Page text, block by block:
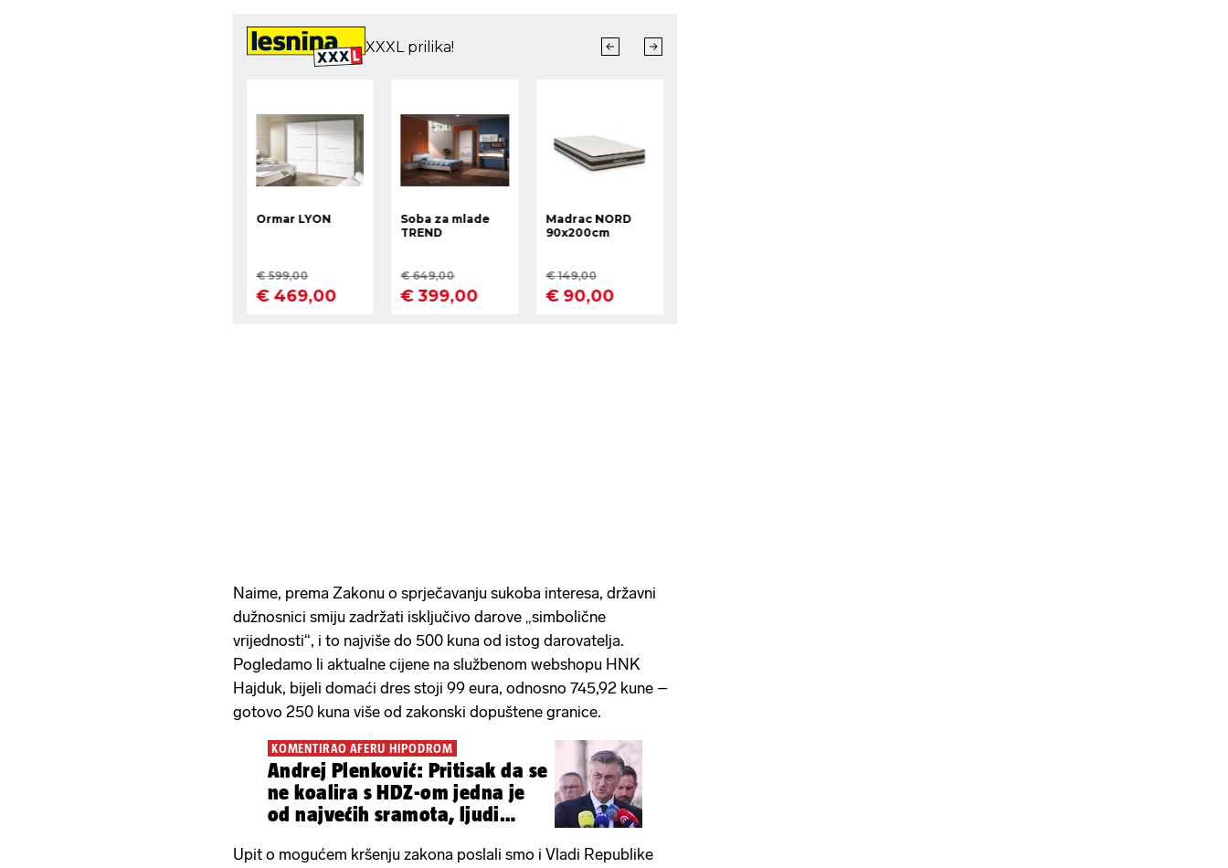
Naime, prema Zakonu o sprječavanju sukoba interesa, državni
dužnosnici smiju zadržati isključivo darove „simbolične
vrijednosti“, i to najviše do 500 kuna od istog darovatelja.
Pogledamo li aktualne cijene na službenom webshopu HNK
Hajduk, bijeli domaći dres stoji 99 eura, odnosno 745,92 kune –
gotovo 250 kuna više od zakonski dopuštene granice.
KOMENTIRAO AFERU HIPODROM
Andrej Plenković: Pritisak da se
ne koalira s HDZ-om jedna je
od najvećih sramota, ljudi
Upit o mogućem kršenju zakona poslali smo i Vladi Republike